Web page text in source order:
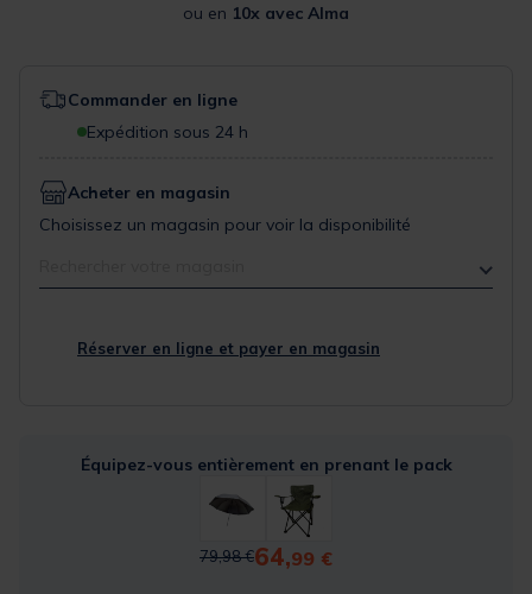
ou en 10x avec Alma
Commander en ligne
Expédition sous 24 h
Acheter en magasin
Choisissez un magasin pour voir la disponibilité
Réserver en ligne et payer en magasin
Équipez-vous entièrement en prenant le pack
Price reduced from
79,98 €to
64,99 €